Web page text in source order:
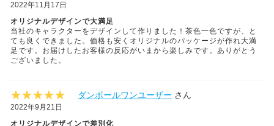
2022年11月17日
オリジナルデザインで大満足
当社のキャラクターをデザインして作りました！茶色一色ですが、と
ても良くできました。価格も安くオリジナルのパッケージが作れ大満
足です。お届けしたお客様の反応がいまから楽しみです。ありがとう
ございました。
ダンボールワンユーザー さん
2022年9月21日
オリジナルデザインで差別化